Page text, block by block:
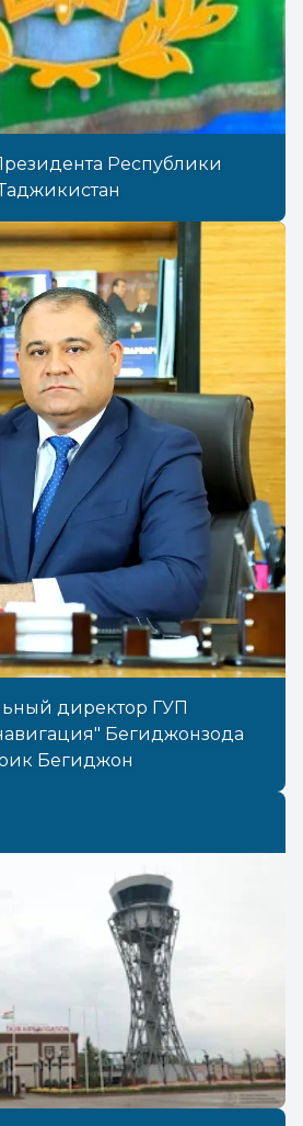
Республики
директор ГУП
Бегиджонзода
Бегиджон